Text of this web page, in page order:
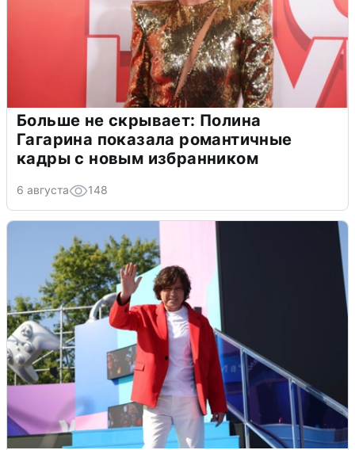
Больше не скрывает: Полина
Гагарина показала романтичные
кадры с новым избранником
6 августа 148